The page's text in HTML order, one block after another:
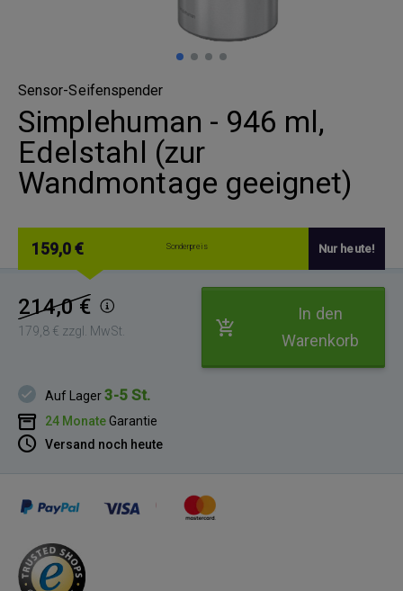
Sensor-Seifenspender
Simplehuman - 946 ml,
Edelstahl (zur
Wandmontage geeignet)
159,0 € Sonderpreis Nur heute!
214,0 €
179,8 € zzgl. MwSt.
In den
Warenkorb
Auf Lager3-5 St.
24 MonateGarantie
Versand noch heute